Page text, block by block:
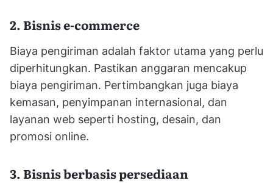
2. Bisnis e-commerce
Biaya pengiriman adalah faktor utama yang perlu
diperhitungkan. Pastikan anggaran mencakup
biaya pengiriman. Pertimbangkan juga biaya
kemasan, penyimpanan internasional, dan
layanan web seperti hosting, desain, dan
promosi online.
3. Bisnis berbasis persediaan